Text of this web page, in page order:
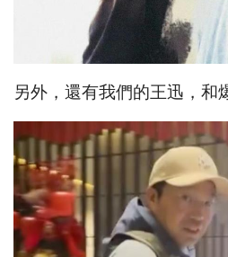
另外，還有我們的王迅，和